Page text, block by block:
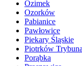
Ozimek
Ozorków
Pabianice
Pawłowice
Piekary Śląskie
Piotrków
Porąbka